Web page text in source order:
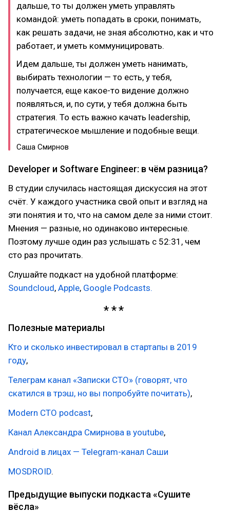
дальше, то ты должен уметь управлять
командой: уметь попадать в сроки, понимать,
как решать задачи, не зная абсолютно, как и что
работает, и уметь коммуницировать.
Идем дальше, ты должен уметь нанимать,
выбирать технологии — то есть, у тебя,
получается, еще какое-то видение должно
появляться, и, по сути, у тебя должна быть
стратегия. То есть важно качать leadership,
стратегическое мышление и подобные вещи.
Саша Смирнов
Developer и Software Engineer: в чём разница?
В студии случилась настоящая дискуссия на этот
счёт. У каждого участника свой опыт и взгляд на
эти понятия и то, что на самом деле за ними стоит.
Мнения — разные, но одинаково интересные.
Поэтому лучше один раз услышать с 52:31, чем
сто раз прочитать.
Слушайте подкаст на удобной платформе:
Soundcloud, Apple, Google Podcasts.
Полезные материалы
Кто и сколько инвестировал в стартапы в 2019
году,
Телеграм канал «Записки CTO» (говорят, что
скатился в трэш, но вы попробуйте почитать),
Modern CTO podcast,
Канал Александра Смирнова в youtube,
Android в лицах — Telegram-канал Саши
MOSDROID.
Предыдущие выпуски подкаста «Сушите
вёсла»